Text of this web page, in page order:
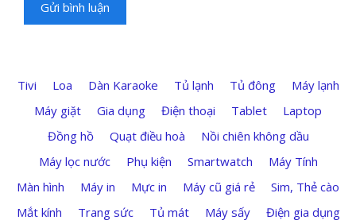
Tivi Loa Dàn Karaoke Tủ lạnh Tủ đông
Máy lạnh
Máy giặt
Gia dụng Điện thoại Tablet
Laptop
Đồng hồ
Quạt điều hoà
Nồi chiên không dầu
Máy lọc nước
Phụ kiện Smartwatch
Máy Tính
Màn hình
Máy in Mực in Máy cũ giá rẻ
Sim, Thẻ cào
Mắt kính
Trang sức Tủ mát Máy sấy
Điện gia dụng